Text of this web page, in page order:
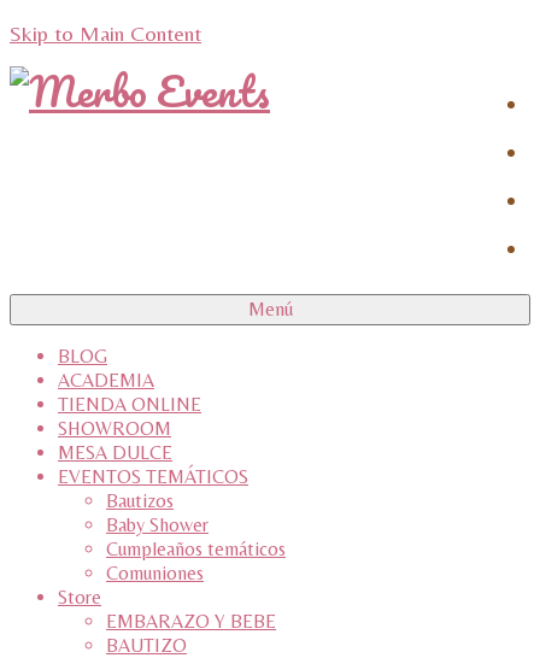
Skip to Main Content
Menú
BLOG
ACADEMIA
TIENDA ONLINE
SHOWROOM
MESA DULCE
EVENTOS TEMÁTICOS
Bautizos
Baby Shower
Cumpleaños temáticos
Comuniones
Store
EMBARAZO Y BEBE
BAUTIZO